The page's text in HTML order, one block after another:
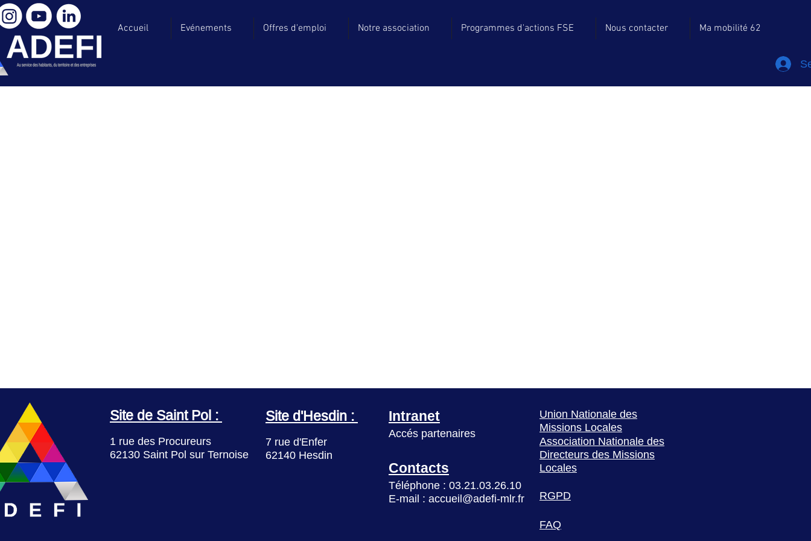
Accueil Evénements Offres d'emploi Notre association Programmes d'actions FSE Nous contacter Ma mobilité 62
Site de Saint Pol :
1 rue des Procureurs
62130 Saint Pol sur Ternoise
Site d'Hesdin :
7 rue d'Enfer
62140 Hesdin
Intranet
Accés partenaires
Contacts
Téléphone : 03.21.03.26.10
E-mail : accueil@adefi-mlr.fr
Union Nationale des
Missions Locales
Association Nationale des
Directeurs des Missions
Locales
RGPD
FAQ